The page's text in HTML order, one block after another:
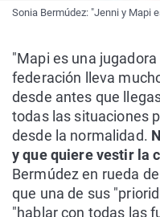
Sonia Bermúdez: "Jenni y Mapi
"Mapi es una
federación lleva
desde antes que
todas las situaciones
desde la normalidad.
y que quiere vestir la
Bermúdez en rueda
que una de sus
"hablar con todas las